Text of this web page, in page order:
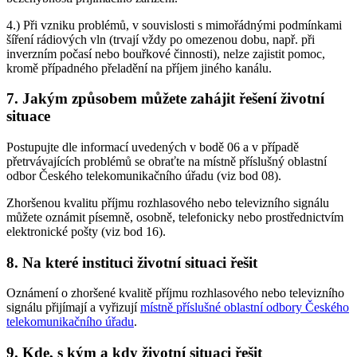
4.) Při vzniku problémů, v souvislosti s mimořádnými podmínkami
šíření rádiových vln (trvají vždy po omezenou dobu, např. při
inverzním počasí nebo bouřkové činnosti), nelze zajistit pomoc,
kromě případného přeladění na příjem jiného kanálu.
7. Jakým způsobem můžete zahájit řešení životní
situace
Postupujte dle informací uvedených v bodě 06 a v případě
přetrvávajících problémů se obraťte na místně příslušný oblastní
odbor Českého telekomunikačního úřadu (viz bod 08).
Zhoršenou kvalitu příjmu rozhlasového nebo televizního signálu
můžete oznámit písemně, osobně, telefonicky nebo prostřednictvím
elektronické pošty (viz bod 16).
8. Na které instituci životní situaci řešit
Oznámení o zhoršené kvalitě příjmu rozhlasového nebo televizního
signálu přijímají a vyřizujímístně příslušné oblastní odbory Českého
telekomunikačního úřadu.
9. Kde, s kým a kdy životní situaci řešit